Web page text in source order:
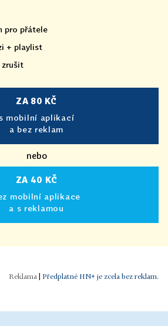
pro přátele
+ playlist
ZA 80 KČ
s mobilní aplikací
a bez reklam
nebo
ZA 40 KČ
mobilní aplikace
a s reklamou
| Předplatné HN+ je zcela bez reklam.